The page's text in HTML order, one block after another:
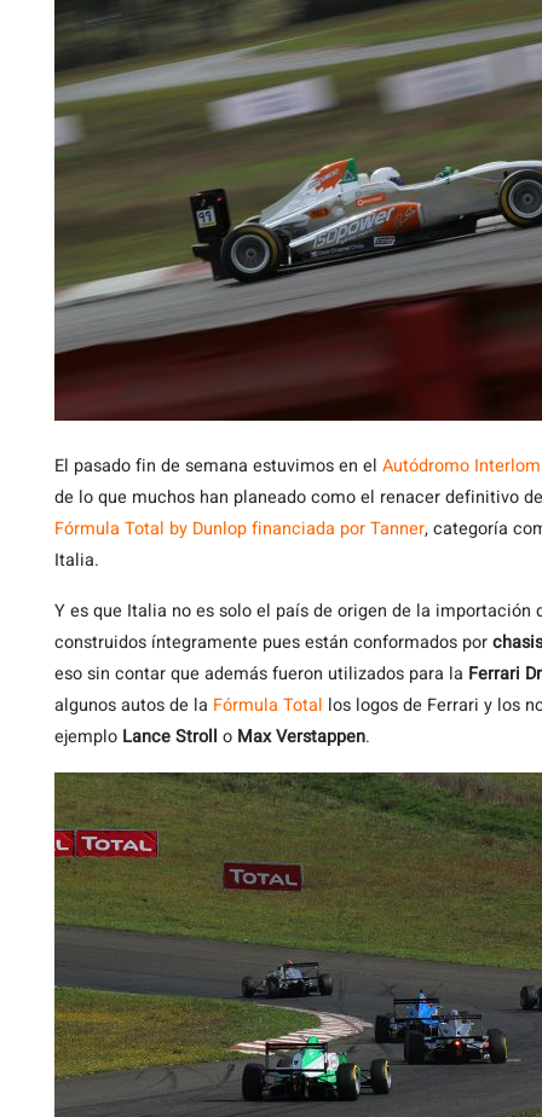
El pasado fin de semana estuvimos en el Autódromo
de lo que muchos han planeado como el renacer definitivo
Fórmula Total by Dunlop financiada por Tanner, categoría
Italia.
Y es que Italia no es solo el país de origen de la importación
construidos íntegramente pues están conformados por
eso sin contar que además fueron utilizados para la Ferrari
algunos autos de la Fórmula Total los logos de Ferrari y los
ejemplo Lance Stroll o Max Verstappen.